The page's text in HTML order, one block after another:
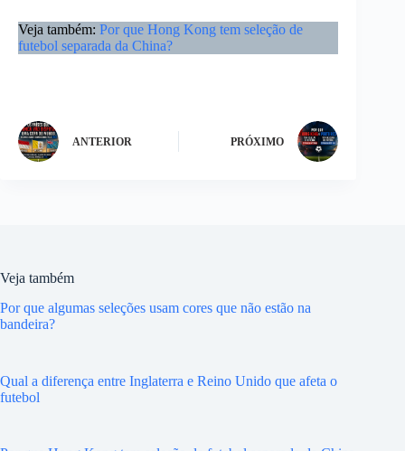
Veja também: Por que Hong Kong tem seleção de
futebol separada da China?
ANTERIOR PRÓXIMO
Veja também
Por que algumas seleções usam cores que não estão na
bandeira?
Qual a diferença entre Inglaterra e Reino Unido que afeta o
futebol